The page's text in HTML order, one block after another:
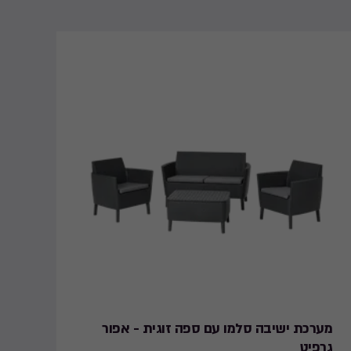
מערכת ישיבה סלמו עם ספה זוגית - אפור